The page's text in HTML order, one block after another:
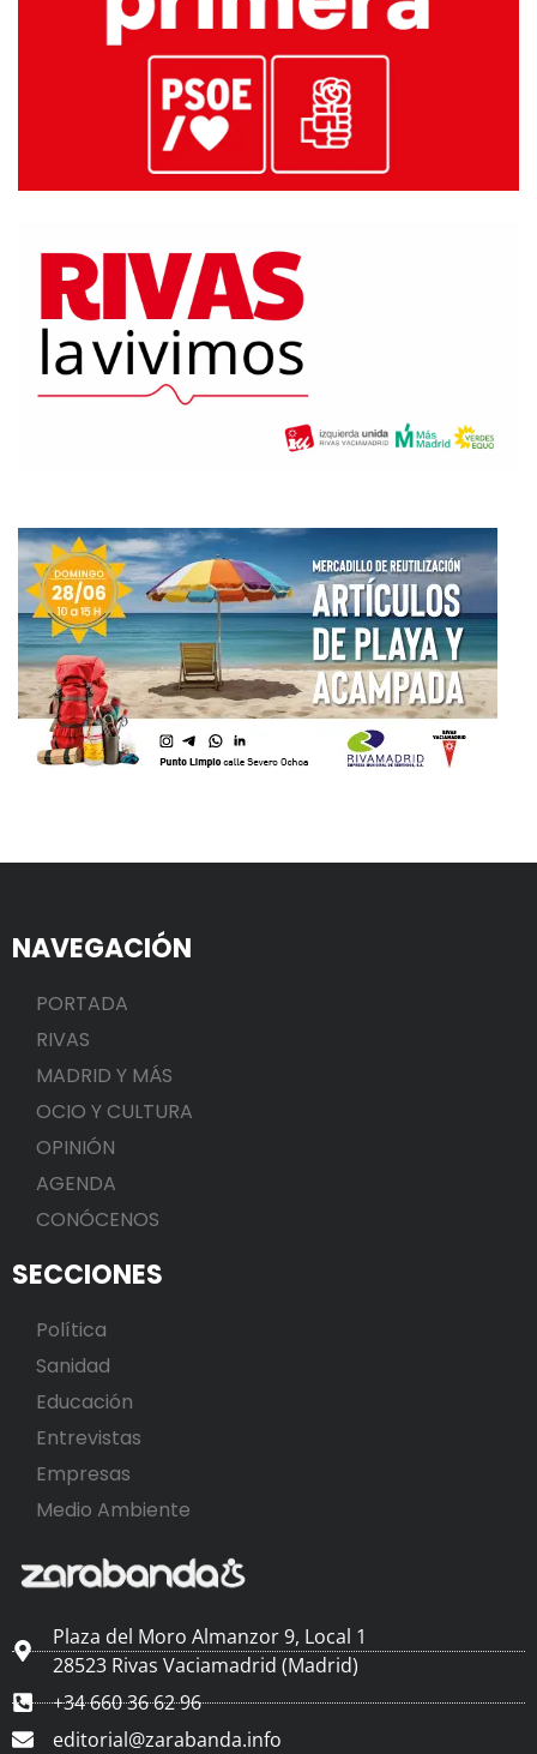
NAVEGACIÓN
PORTADA
RIVAS
MADRID Y MÁS
OCIO Y CULTURA
OPINIÓN
AGENDA
CONÓCENOS
SECCIONES
Política
Sanidad
Educación
Entrevistas
Empresas
Medio Ambiente
Plaza del Moro Almanzor 9, Local 1
28523 Rivas Vaciamadrid (Madrid)
+34 660 36 62 96
editorial@zarabanda.info